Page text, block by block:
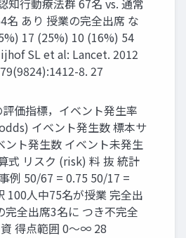
知⾏動療法群 67名 vs. 通常
名 あり 授業の完全出席 な
17 (25%) 10 (16%) 54
SL et al: Lancet. 2012
8. 27
価指標，イベント発生率
イベント発生数 標本サ
ント発生数 イベント未発生
式 リスク (risk) 料 抜 統計
例 50/67 = 0.75 50/17 =
100人中75名が授業 完全出
完全出席3名に つき不完全
得点範囲 0〜∞ 28